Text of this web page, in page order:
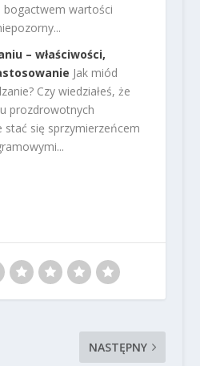
bogactwem wartości
– właściwości,
Jak miód
Czy wiedziałeś, że
prozdrowotnych
stać się sprzymierzeńcem
NASTĘPNY